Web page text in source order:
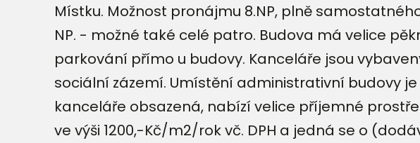
Místku. Možnost pronájmu 8.NP, plně
NP. - možné také celé patro. Budova má velice
parkování přímo u budovy. Kanceláře jsou
sociální zázemí. Umístění administrativní budovy
kanceláře obsazená, nabízí velice příjemné
ve výši 1200,-Kč/m2/rok vč. DPH a jedná se o